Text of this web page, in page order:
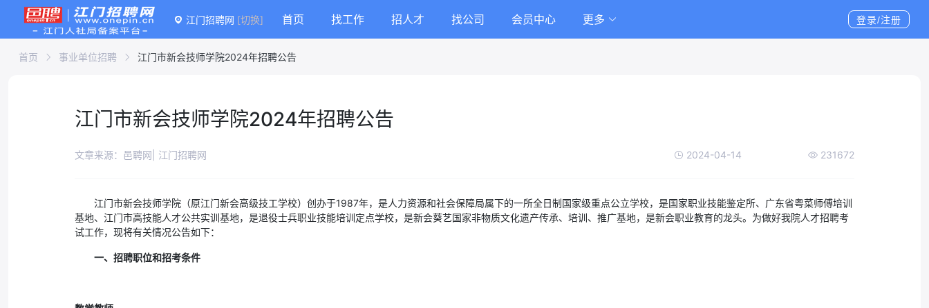
江门招聘网 [切换] 首页 找工作 招人才 找公司 会员中心 更多 登录/注册
首页 事业单位招聘 江门市新会技师学院2024年招聘公告
江门市新会技师学院2024年招聘公告
文章来源：邑聘网| 江门招聘网 2024-04-14 231672
江门市新会技师学院（原江门新会高级技工学校）创办于1987年，是人力资源和社会保障局属下的一所全日制国家级重点公立学校，是国家职业技能鉴定所、广东省粤菜师傅培训
基地、江门市高技能人才公共实训基地，是退役士兵职业技能培训定点学校，是新会葵艺国家非物质文化遗产传承、培训、推广基地，是新会职业教育的龙头。为做好我院人才招聘考
试工作，现将有关情况公告如下：
一、招聘职位和招考条件